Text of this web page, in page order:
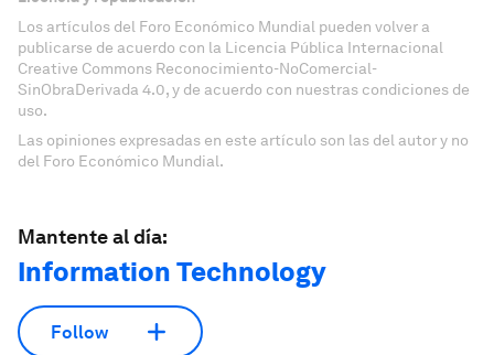
Los artículos del Foro Económico Mundial pueden volver a
publicarse de acuerdo con la Licencia Pública Internacional
Creative Commons Reconocimiento-NoComercial-
SinObraDerivada 4.0, y de acuerdo con nuestras condiciones de
uso.
Las opiniones expresadas en este artículo son las del autor y no
del Foro Económico Mundial.
Mantente al día:
Information Technology
Follow